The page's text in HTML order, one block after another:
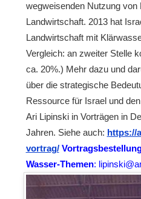
wegweisenden Nutzung von
Landwirtschaft. 2013 hat
Landwirtschaft mit
Vergleich: an zweiter Stelle
ca. 20%.) Mehr dazu und
über die strategische
Ressource für Israel und
Ari Lipinski in Vorträgen in
Jahren. Siehe auch: https://
vortrag/
Wasser-Themen: